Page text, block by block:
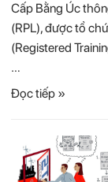
Cấp Bằng Úc
(RPL), được tổ
(Registered
…
Đọc tiếp »